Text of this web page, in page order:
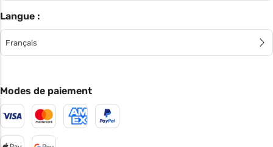
Langue :
Français
Modes de paiement